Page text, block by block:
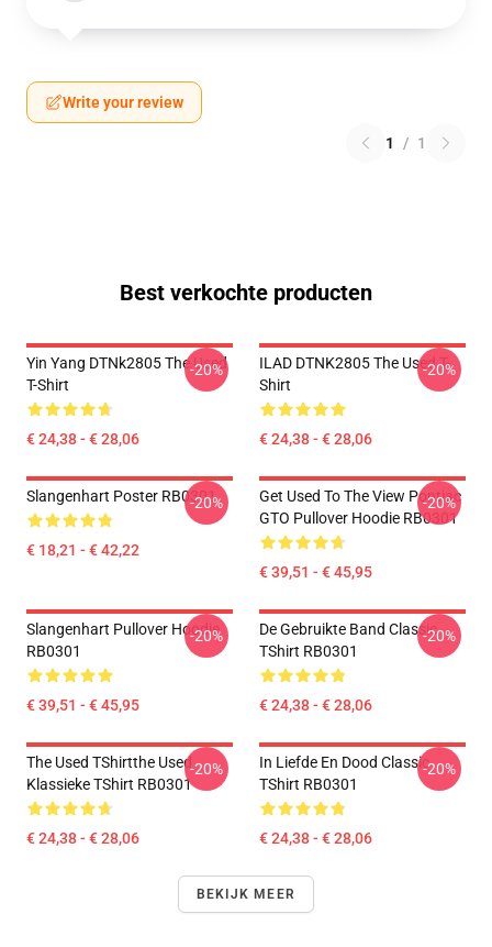
Write your review
1 / 1
Best verkochte producten
Yin Yang DTNk2805 The Used
T-Shirt
€ 24,38 - € 28,06
-20%
ILAD DTNK2805 The Used T-
Shirt
€ 24,38 - € 28,06
-20%
Slangenhart Poster RB0301
€ 18,21 - € 42,22
-20%
Get Used To The View Pontiac
GTO Pullover Hoodie RB0301
€ 39,51 - € 45,95
-20%
Slangenhart Pullover Hoodie
RB0301
€ 39,51 - € 45,95
-20%
De Gebruikte Band Classic
TShirt RB0301
€ 24,38 - € 28,06
-20%
The Used TShirtthe Used
Klassieke TShirt RB0301
€ 24,38 - € 28,06
-20%
In Liefde En Dood Classic
TShirt RB0301
€ 24,38 - € 28,06
-20%
BEKIJK MEER